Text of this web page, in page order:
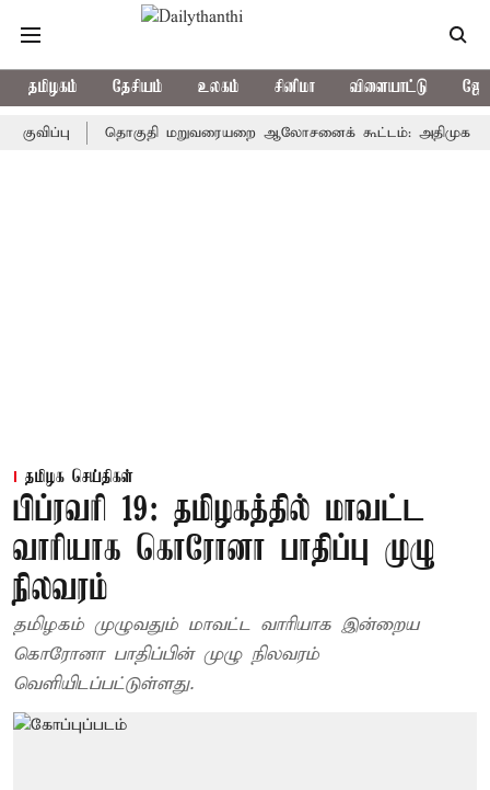
தமிழகம் தேசியம் உலகம் சினிமா விளையாட்டு
தொகுதி மறுவரையறை ஆலோசனைக் கூட்டம்: அதிமுக எம்பிக்கள்
தமிழக செய்திகள்
பிப்ரவரி 19: தமிழகத்தில் மாவட்ட
வாரியாக கொரோனா பாதிப்பு முழு
நிலவரம்
தமிழகம் முழுவதும் மாவட்ட வாரியாக இன்றைய
கொரோனா பாதிப்பின் முழு நிலவரம்
வெளியிடப்பட்டுள்ளது.